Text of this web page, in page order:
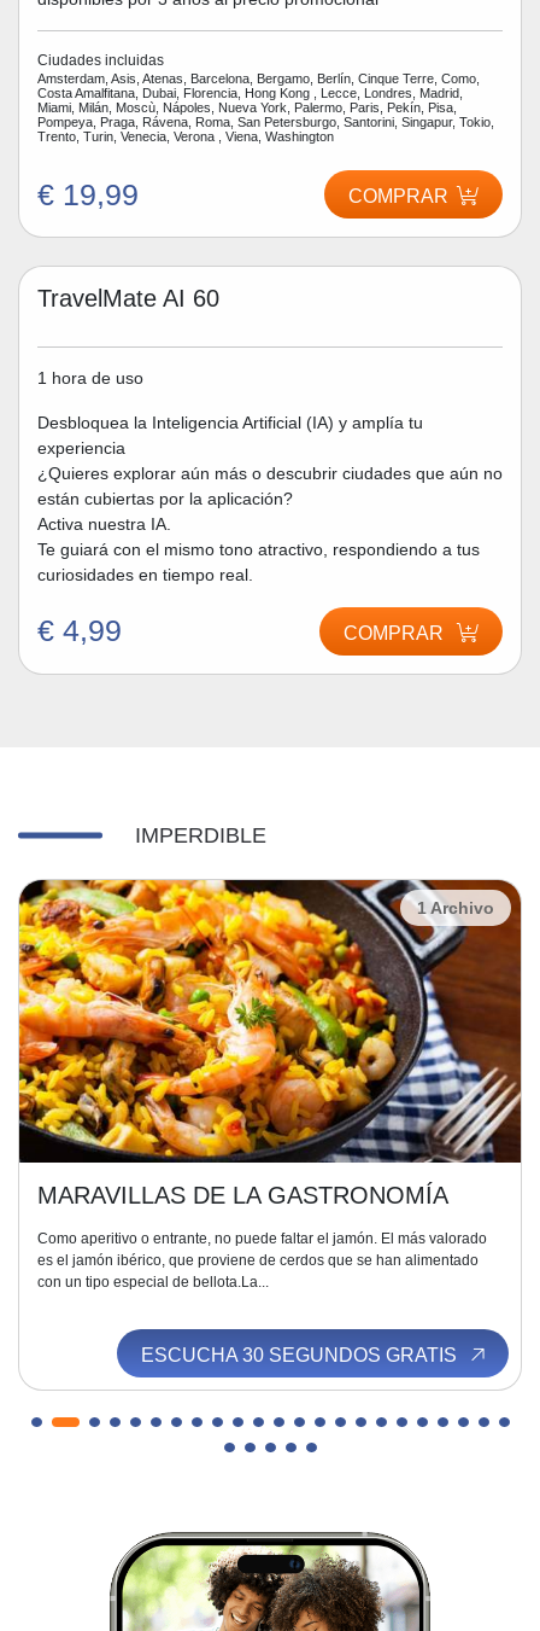
Ciudades incluidas
Amsterdam, Asis, Atenas, Barcelona, Bergamo, Berlín, Cinque Terre, Como,
Costa Amalfitana, Dubai, Florencia, Hong Kong , Lecce, Londres, Madrid,
Miami, Milán, Moscù, Nápoles, Nueva York, Palermo, Paris, Pekín, Pisa,
Pompeya, Praga, Rávena, Roma, San Petersburgo, Santorini, Singapur, Tokio,
Trento, Turin, Venecia, Verona , Viena, Washington
€ 19,99 COMPRAR
TravelMate AI 60
1 hora de uso
Desbloquea la Inteligencia Artificial (IA) y amplía tu
experiencia
¿Quieres explorar aún más o descubrir ciudades que aún no
están cubiertas por la aplicación?
Activa nuestra IA.
Te guiará con el mismo tono atractivo, respondiendo a tus
curiosidades en tiempo real.
€ 4,99 COMPRAR
IMPERDIBLE
1 Archivo
MARAVILLAS DE LA GASTRONOMÍA
Como aperitivo o entrante, no puede faltar el jamón. El más valorado
es el jamón ibérico, que proviene de cerdos que se han alimentado
con un tipo especial de bellota.La...
ESCUCHA 30 SEGUNDOS GRATIS